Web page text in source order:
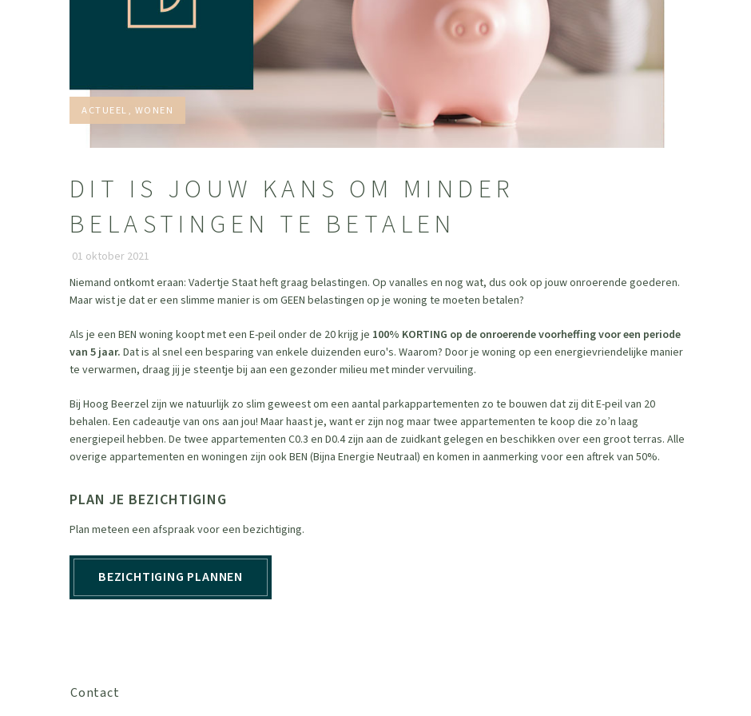
CATEGORIEËN:
ACTUEEL, WONEN
DIT IS JOUW KANS OM MINDER
BELASTINGEN TE BETALEN
01 oktober 2021
Niemand ontkomt eraan: Vadertje Staat heft graag belastingen. Op vanalles en nog wat, dus ook op jouw onroerende goederen.
Maar wist je dat er een slimme manier is om GEEN belastingen op je woning te moeten betalen?
Als je een BEN woning koopt met een E-peil onder de 20 krijg je 100% KORTING op de onroerende voorheffing voor een periode
van 5 jaar. Dat is al snel een besparing van enkele duizenden euro's. Waarom? Door je woning op een energievriendelijke manier
te verwarmen, draag jij je steentje bij aan een gezonder milieu met minder vervuiling.
Bij Hoog Beerzel zijn we natuurlijk zo slim geweest om een aantal parkappartementen zo te bouwen dat zij dit E-peil van 20
behalen. Een cadeautje van ons aan jou! Maar haast je, want er zijn nog maar twee appartementen te koop die zo’n laag
energiepeil hebben. De twee appartementen C0.3 en D0.4 zijn aan de zuidkant gelegen en beschikken over een groot terras. Alle
overige appartementen en woningen zijn ook BEN (Bijna Energie Neutraal) en komen in aanmerking voor een aftrek van 50%.
PLAN JE BEZICHTIGING
Plan meteen een afspraak voor een bezichtiging.
BEZICHTIGING PLANNEN
Contact